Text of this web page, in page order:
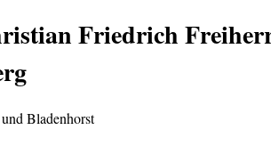
Friedrich
Bladenhorst